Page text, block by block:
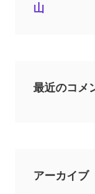
山
最近のコメ
アーカイブ